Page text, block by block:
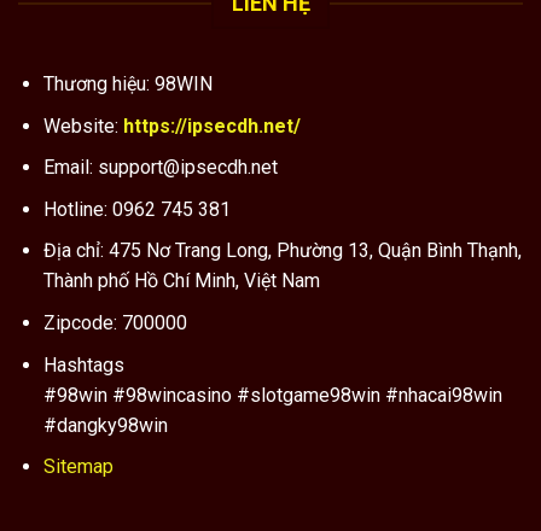
Thương hiệu: 98WIN
Website: https://ipsecdh.net/
Email: support@ipsecdh.net
Hotline: 0962 745 381
Địa chỉ: 475 Nơ Trang Long, Phường 13, Quận Bình Thạnh,
Thành phố Hồ Chí Minh, Việt Nam
Zipcode: 700000
Hashtags
#98win #98wincasino #slotgame98win #nhacai98win
#dangky98win
Sitemap